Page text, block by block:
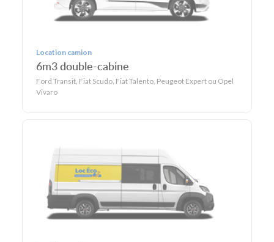
Location camion
6m3 double-cabine
Ford Transit, Fiat Scudo, Fiat Talento, Peugeot Expert ou Opel
Vivaro